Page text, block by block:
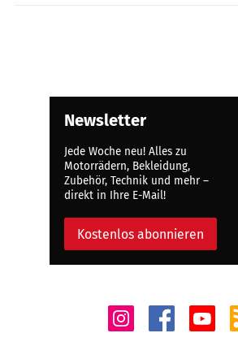
Newsletter
Jede Woche neu! Alles zu
Motorrädern, Bekleidung,
Zubehör, Technik und mehr –
direkt in Ihre E-Mail!
Kostenlos abonnieren